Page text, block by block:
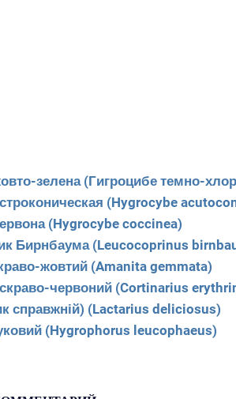
зелена (Гигроцибе темно-
(Hygrocybe
(Hygrocybe coccinea)
Бирнбаума (Leucocoprinus
жовтий (Amanita gemmata)
червоний (Cortinarius
справжній) (Lactarius deliciosus)
(Hygrophorus leucophaeus)